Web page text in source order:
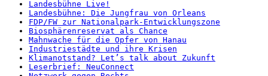
Landesbühne Live!
Landesbühne: Die Jungfrau von Orleans
FDP/FW zur Nationalpark-Entwicklungszone
Biosphärenreservat als Chance
Mahnwache für die Opfer von Hanau
Industriestädte und ihre Krisen
Klimanotstand? Let’s talk about Zukunft
Leserbrief: NeuConnect